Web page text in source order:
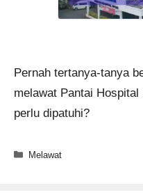
Pernah tertanya-tanya
melawat Pantai
perlu dipatuhi?
Categories
Melawat